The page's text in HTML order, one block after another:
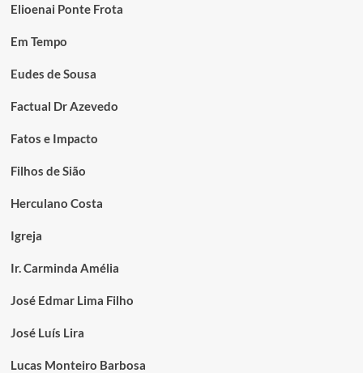
Elioenai Ponte Frota
Em Tempo
Eudes de Sousa
Factual Dr Azevedo
Fatos e Impacto
Filhos de Sião
Herculano Costa
Igreja
Ir. Carminda Amélia
José Edmar Lima Filho
José Luís Lira
Lucas Monteiro Barbosa